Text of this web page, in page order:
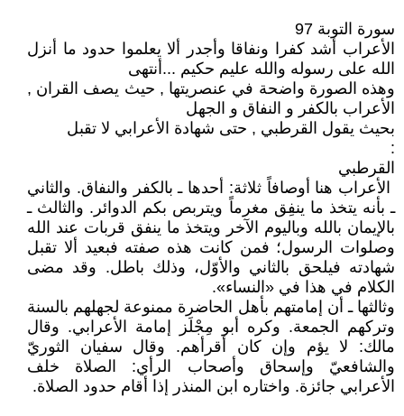
سورة التوبة 97
الأعراب أشد كفرا ونفاقا وأجدر ألا يعلموا حدود ما أنزل
الله على رسوله والله عليم حكيم ...أنتهى
وهذه الصورة واضحة في عنصريتها , حيث يصف القران ,
الأعراب بالكفر و النفاق و الجهل
بحيث يقول القرطبي , حتى شهادة الأعرابي لا تقبل
:
القرطبي
الأعراب هنا أوصافاً ثلاثة: أحدها ـ بالكفر والنفاق. والثاني
ـ بأنه يتخذ ما ينفِق مغرماً ويتربص بكم الدوائر. والثالث ـ
بالإيمان بالله وباليوم الآخر ويتخذ ما ينفق قربات عند الله
وصلوات الرسول؛ فمن كانت هذه صفته فبعيد ألا تقبل
شهادته فيلحق بالثاني والأوّل، وذلك باطل. وقد مضى
الكلام في هذا في «النساء».
وثالثها ـ أن إمامتهم بأهل الحاضرة ممنوعة لجهلهم بالسنة
وتركهم الجمعة. وكره أبو مِجْلَز إمامة الأعرابي. وقال
مالك: لا يؤم وإن كان أقرأهم. وقال سفيان الثوريّ
والشافعيّ وإسحاق وأصحاب الرأي: الصلاة خلف
الأعرابي جائزة. واختاره ابن المنذر إذا أقام حدود الصلاة.